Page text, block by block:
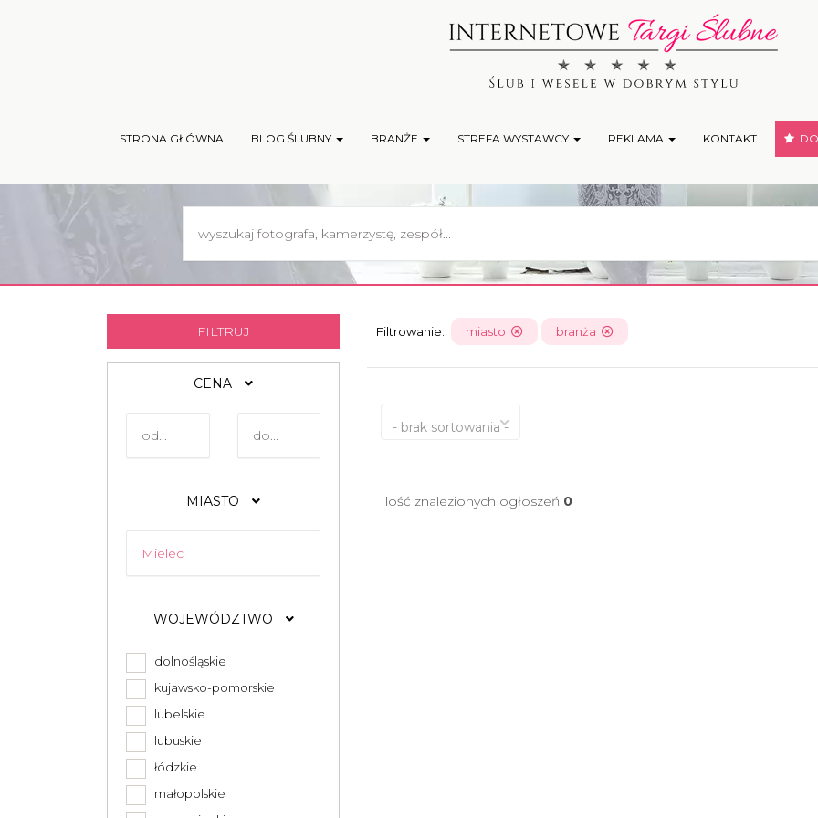
STRONA GŁÓWNA BLOG ŚLUBNY BRANŻE STREFA WYSTAWCY REKLAMA KONTAKT
FILTRUJ
CENA
MIASTO
WOJEWÓDZTWO
dolnośląskie
kujawsko-pomorskie
lubelskie
lubuskie
łódzkie
małopolskie
Filtrowanie: miasto branża
- brak sortowania -
Ilość znalezionych ogłoszeń 0